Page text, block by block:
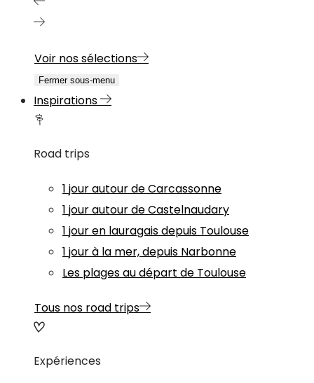
Voir nos sélections
Fermer sous-menu
Inspirations
Road trips
1 jour autour de Carcassonne
1 jour autour de Castelnaudary
1 jour en lauragais depuis Toulouse
1 jour à la mer, depuis Narbonne
Les plages au départ de Toulouse
Tous nos road trips
Expériences